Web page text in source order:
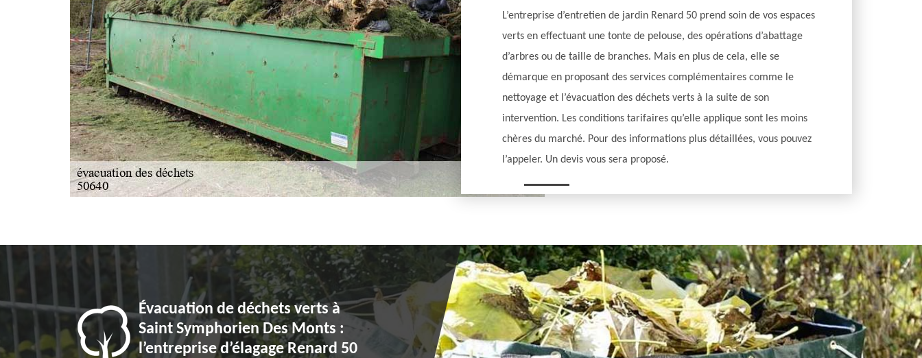
L’entreprise d’entretien de jardin Renard 50 prend soin de vos espaces
verts en effectuant une tonte de pelouse, des opérations d’abattage
d’arbres ou de taille de branches. Mais en plus de cela, elle se
démarque en proposant des services complémentaires comme le
nettoyage et l’évacuation des déchets verts à la suite de son
intervention. Les conditions tarifaires qu’elle applique sont les moins
chères du marché. Pour des informations plus détaillées, vous pouvez
l’appeler. Un devis vous sera proposé.
une
Évacuation de déchets verts à
Saint Symphorien Des Monts :
l’entreprise d’élagage Renard 50
Renard 50 : une expérience
reconnue dans le domaine de
l’évacuation de déchets verts à
Évacuation de déchets à la
d’un entretien de jardin à
Symphorien Des Monts :